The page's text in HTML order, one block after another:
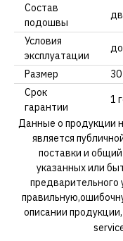
Состав
подошвы
Условия
эксплуатации
Размер
30
Срок
гарантии
1
Данные о продукции
является
поставки и
указанных или
предварительного
описании